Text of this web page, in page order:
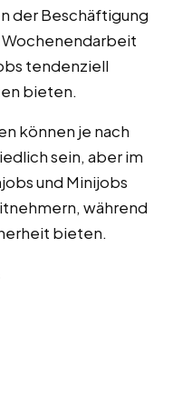
der Beschäftigung
tendenziell
bieten.
können je nach
sein, aber im
und Minijobs
während
bieten.